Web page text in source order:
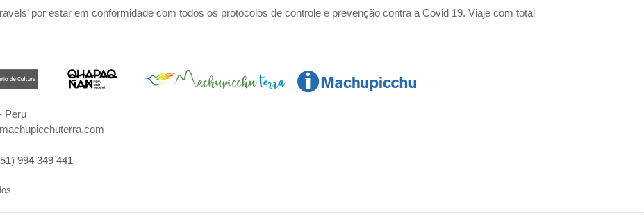
por estar em conformidade com todos os protocolos de controle e prevenção contra a Covid 19. Viaje com total
Peru
994 349 441